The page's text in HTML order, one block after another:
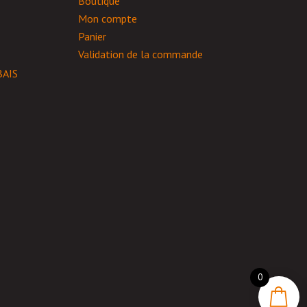
sur
la
page
Mon compte
Panier
Validation de la commande
0